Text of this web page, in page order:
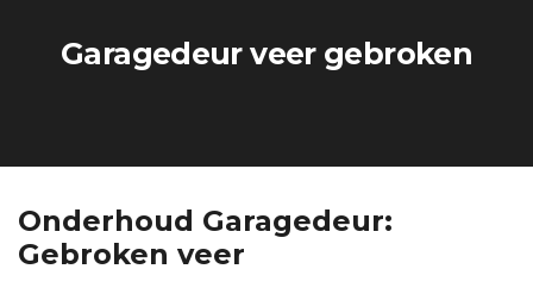
Garagedeur veer gebroken
Onderhoud Garagedeur:
Gebroken veer